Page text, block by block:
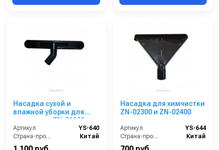
Насадка сухой и
влажной уборки для
пылесосов ZN-01100 и
ZN-01200
Артикул:
YS-640
Страна-производитель:
Китай
Насадка для химчистки
ZN-02300 и ZN-02400
Артикул:
YS-644
Страна-производитель:
Китай